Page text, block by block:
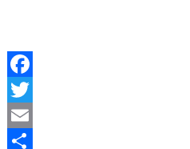
Facebook
Twitter
Email